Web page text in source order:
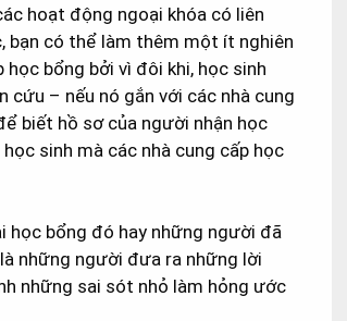
hoạt động ngoại khóa có liên
bạn có thể làm thêm một ít nghiên
bổng bởi vì đôi khi, học sinh
– nếu nó gắn với các nhà cung
biết hồ sơ của người nhận học
sinh mà các nhà cung cấp học
học bổng đó hay những người đã
là những người đưa ra những lời
những sai sót nhỏ làm hỏng ước